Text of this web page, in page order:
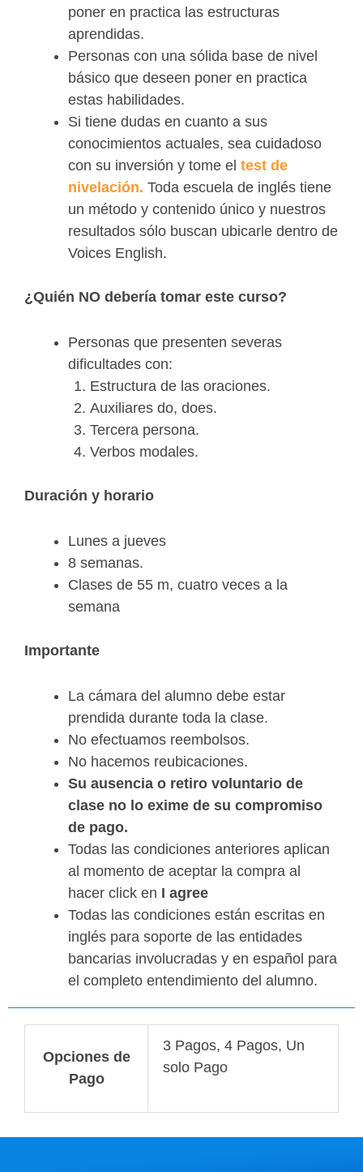
poner en practica las estructuras
aprendidas.
Personas con una sólida base de nivel
básico que deseen poner en practica
estas habilidades.
Si tiene dudas en cuanto a sus
conocimientos actuales, sea cuidadoso
con su inversión y tome el test de
nivelación. Toda escuela de inglés tiene
un método y contenido único y nuestros
resultados sólo buscan ubicarle dentro de
Voices English.
¿Quién NO debería tomar este curso?
Personas que presenten severas
dificultades con:
Estructura de las oraciones.
Auxiliares do, does.
Tercera persona.
Verbos modales.
Duración y horario
Lunes a jueves
8 semanas.
Clases de 55 m, cuatro veces a la
semana
Importante
La cámara del alumno debe estar
prendida durante toda la clase.
No efectuamos reembolsos.
No hacemos reubicaciones.
Su ausencia o retiro voluntario de
clase no lo exime de su compromiso
de pago.
Todas las condiciones anteriores aplican
al momento de aceptar la compra al
hacer click en I agree
Todas las condiciones están escritas en
inglés para soporte de las entidades
bancarias involucradas y en español para
el completo entendimiento del alumno.
Opciones de
Pago
3 Pagos, 4 Pagos, Un
solo Pago